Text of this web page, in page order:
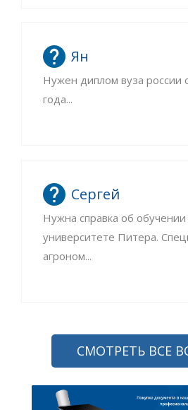
Ян
Нужен диплом вуза россии
года...
Сергей
Нужна справка об
университете Питера.
агроном...
СМОТРЕТЬ ВСЕ